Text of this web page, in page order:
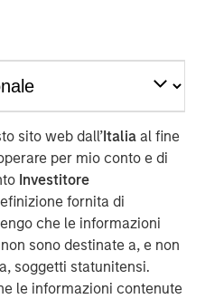
sito web dall’Italia al fine
per mio conto e di
Investitore
fornita di
che le informazioni
sono destinate a, e non
soggetti statunitensi.
le informazioni contenute
400 customers, including
law firms. In
invested in founder-
designed to accelerate the
expansion in North
offices in the United States,
and India.
for Expansion
and executive team of
in the company’s
Expansion Capital
drive growth through both